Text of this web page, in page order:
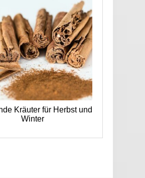
Kräuter für Herbst und
Winter